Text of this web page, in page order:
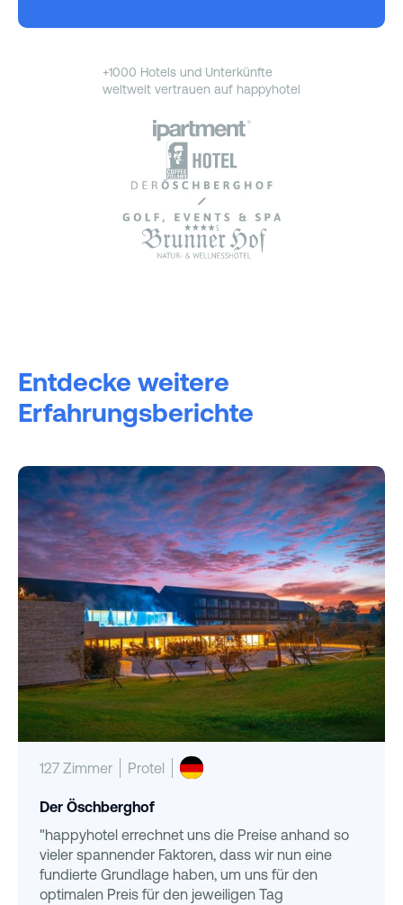
+1000 Hotels und Unterkünfte
weltweit vertrauen auf happyhotel
Entdecke weitere
Erfahrungsberichte
127 Zimmer Protel
Der Öschberghof
"happyhotel errechnet uns die Preise anhand so
vieler spannender Faktoren, dass wir nun eine
fundierte Grundlage haben, um uns für den
optimalen Preis für den jeweiligen Tag